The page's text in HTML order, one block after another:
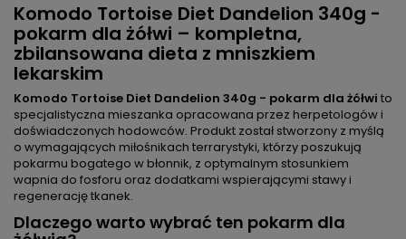
Komodo Tortoise Diet Dandelion 340g -
pokarm dla żółwi – kompletna,
zbilansowana dieta z mniszkiem
lekarskim
Komodo Tortoise Diet Dandelion 340g - pokarm dla żółwi to
specjalistyczna mieszanka opracowana przez herpetologów i
doświadczonych hodowców. Produkt został stworzony z myślą
o wymagających miłośnikach terrarystyki, którzy poszukują
pokarmu bogatego w błonnik, z optymalnym stosunkiem
wapnia do fosforu oraz dodatkami wspierającymi stawy i
regenerację tkanek.
Dlaczego warto wybrać ten pokarm dla